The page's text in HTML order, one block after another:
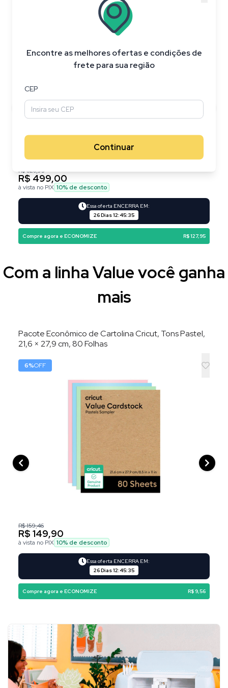
Encontre as melhores ofertas e condições de
frete para sua região
CEP
Continuar
R$ 626,95
R$ 499,00
à vista no PIX 10% de desconto
Essa oferta ENCERRA EM:
26 Dias12:45:34
Compre agora e ECONOMIZE R$ 127,95
Com a linha Value você ganha
mais
Pacote Econômico de Cartolina Cricut, Tons Pastel,
21,6 × 27,9 cm, 80 Folhas
6%OFF
R$ 159,46
R$ 149,90
à vista no PIX 10% de desconto
Essa oferta ENCERRA EM:
26 Dias12:45:34
Compre agora e ECONOMIZE R$ 9,56